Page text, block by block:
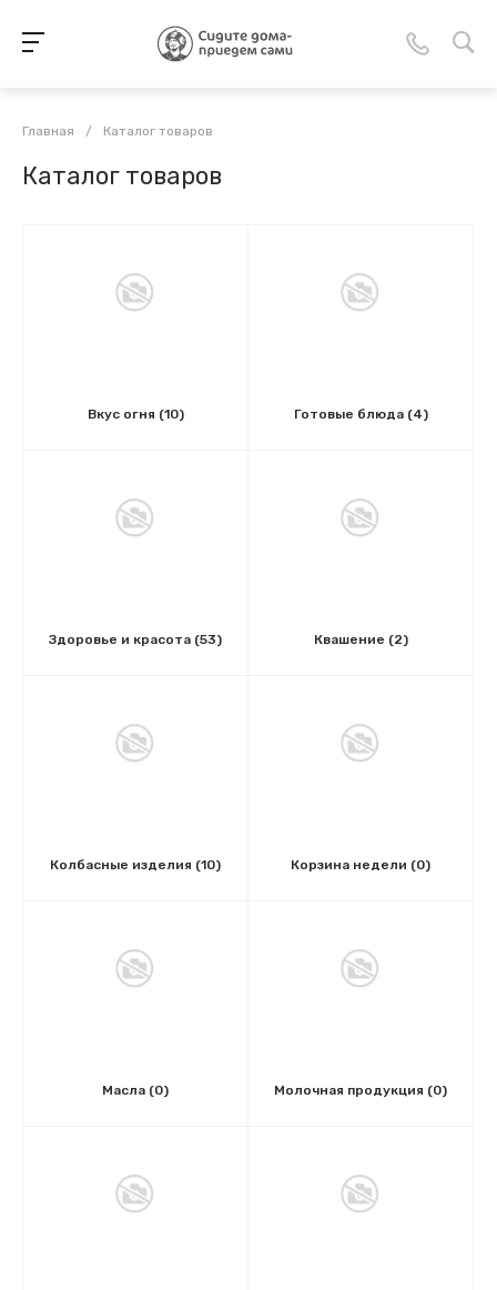
Главная / Каталог товаров
Каталог товаров
Вкус огня (10) Готовые блюда (4)
Здоровье и красота (53) Квашение (2)
Колбасные изделия (10) Корзина недели (0)
Масла (0) Молочная продукция (0)